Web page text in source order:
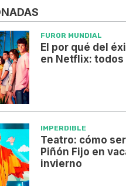
FUROR MUNDIAL
El por qué del
en Netflix:
IMPERDIBLE
Teatro: cómo
Piñón Fijo en
invierno